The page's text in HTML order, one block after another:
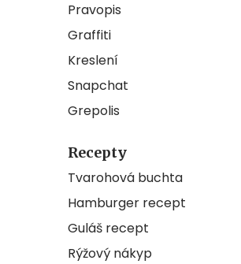
Pravopis
Graffiti
Kreslení
Snapchat
Grepolis
Recepty
Tvarohová buchta
Hamburger recept
Guláš recept
Rýžový nákyp